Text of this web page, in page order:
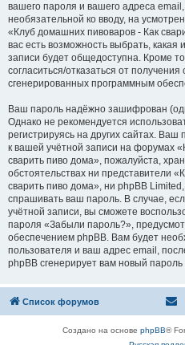
вашего пароля и вашего адреса
необязательной ко вводу, на
«Клуб домашних пивоваров - Как
вас есть возможность выбрать,
записи будет общедоступна. Кроме
согласиться/отказаться от
сгенерированных программным
Ваш пароль надёжно зашифрован
Однако не рекомендуется
регистрируясь на других сайтах.
к вашей учётной записи на форумах
cварить пиво дома», пожалуйста,
обстоятельствах ни представители
cварить пиво дома», ни phpBB
спрашивать ваш пароль. В случае,
учётной записи, вы сможете
пароля «Забыли пароль?»,
обеспечением phpBB. Вам будет
пользователя и ваш адрес email,
phpBB сгенерирует вам новый
Список форумов
Создано на основе phpBB®